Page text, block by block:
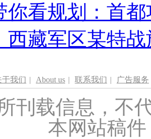
你看规划：首
西藏军区某特
于我们 | About us | 联系我们 | 广告服务
刊载信息，不
本网站稿